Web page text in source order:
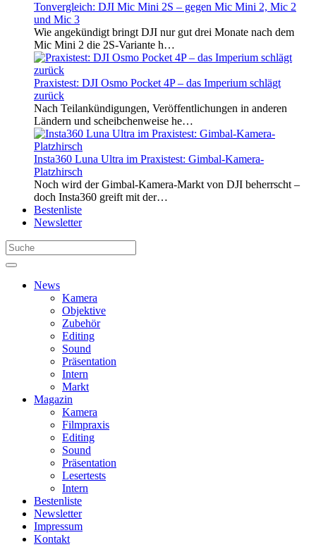
Tonvergleich: DJI Mic Mini 2S – gegen Mic Mini 2, Mic 2
und Mic 3
Wie angekündigt bringt DJI nur gut drei Monate nach dem
Mic Mini 2 die 2S-Variante h…
Praxistest: DJI Osmo Pocket 4P – das Imperium schlägt
zurück
Nach Teilankündigungen, Veröffentlichungen in anderen
Ländern und scheibchenweise he…
Insta360 Luna Ultra im Praxistest: Gimbal-Kamera-
Platzhirsch
Noch wird der Gimbal-Kamera-Markt von DJI beherrscht –
doch Insta360 greift mit der…
Bestenliste
Newsletter
News
Kamera
Objektive
Zubehör
Editing
Sound
Präsentation
Intern
Markt
Magazin
Kamera
Filmpraxis
Editing
Sound
Präsentation
Lesertests
Intern
Bestenliste
Newsletter
Impressum
Kontakt